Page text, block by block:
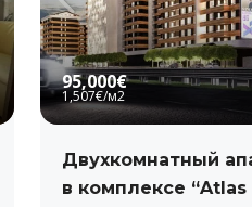
95,000€
1,507€/м2
Двухкомнатный
в комплексе “Atlas